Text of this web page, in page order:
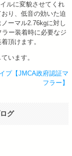
ルに変貌させてくれ
り、低音の効いた迫
ーマル2.76kgに対し
ー装着時に必要なジ
頂けます。
います。
プ【JMCA政府認証マ
フラー】
グ